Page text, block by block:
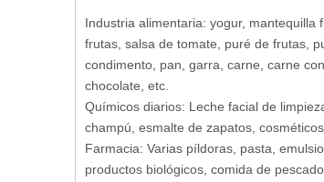
Industria alimentaria: yogur,
frutas, salsa de tomate, puré de frutas,
condimento, pan, garra, carne, carne
chocolate, etc.
Químicos diarios: Leche facial de
champú, esmalte de zapatos,
Farmacia: Varias píldoras, pasta,
productos biológicos, comida de